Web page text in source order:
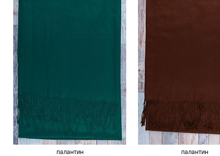
палантин
палантин